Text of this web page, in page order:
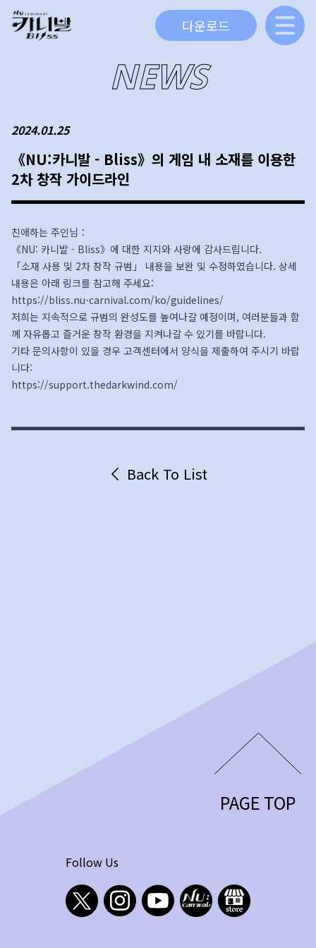
다운로드
NEWS
2024.01.25
《NU:카니발 - Bliss》의 게임 내 소재를 이용한
2차 창작 가이드라인
친애하는 주인님：
《NU: 카니발 - Bliss》에 대한 지지와 사랑에 감사드립니다.
「소재 사용 및 2차 창작 규범」 내용을 보완 및 수정하였습니다. 상세
내용은 아래 링크를 참고해 주세요:
https://bliss.nu-carnival.com/ko/guidelines/
저희는 지속적으로 규범의 완성도를 높여나갈 예정이며, 여러분들과 함
께 자유롭고 즐거운 창작 환경을 지켜나갈 수 있기를 바랍니다.
기타 문의사항이 있을 경우 고객센터에서 양식을 제출하여 주시기 바랍
니다:
https://support.thedarkwind.com/
Back To List
PAGE TOP
Follow Us